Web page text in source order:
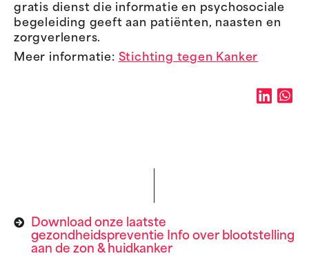
gratis dienst die informatie en psychosociale
begeleiding geeft aan patiënten, naasten en
zorgverleners.
Meer informatie: Stichting tegen Kanker
Download onze laatste
gezondheidspreventie Info over blootstelling
aan de zon & huidkanker